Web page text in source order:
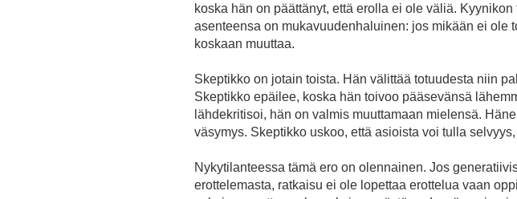
koska hän on päättänyt, että erolla ei ole väliä.
asenteensa on mukavuudenhaluinen: jos mikään ei ole
koskaan muuttaa.
Skeptikko on jotain toista. Hän välittää totuudesta niin
Skeptikko epäilee, koska hän toivoo pääsevänsä
lähdekritisoi, hän on valmis muuttamaan mielensä.
väsymys. Skeptikko uskoo, että asioista voi tulla
Nykytilanteessa tämä ero on olennainen. Jos
erottelemasta, ratkaisu ei ole lopettaa erottelua vaan